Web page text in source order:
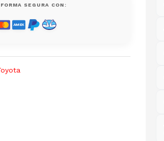
SEGURA CON: